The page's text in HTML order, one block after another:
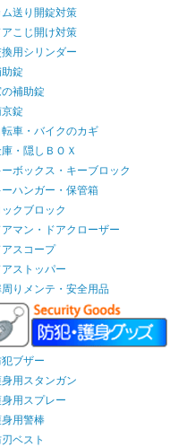
ム送り開錠対策
アこじ開け対策
用シリンダー
錠
の補助錠
錠
転車・バイクのカギ
・隠しＢＯＸ
ーボックス・キーブロック
ーハンガー・保管箱
ックブロック
アマン・ドアクローザー
アスコープ
アストッパー
周りメンテ・安全用品
犯ブザー
用スタンガン
用スプレー
用警棒
刃ベスト